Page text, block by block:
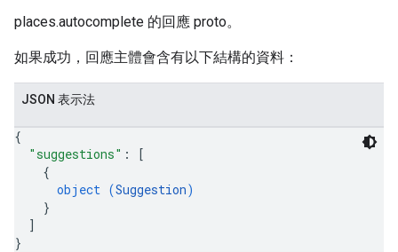
places.autocomplete 的回應 proto。
如果成功，回應主體會含有以下結構的資料：
JSON 表示法
{
"suggestions" :
[
{
object (Suggestion)
}
]
}